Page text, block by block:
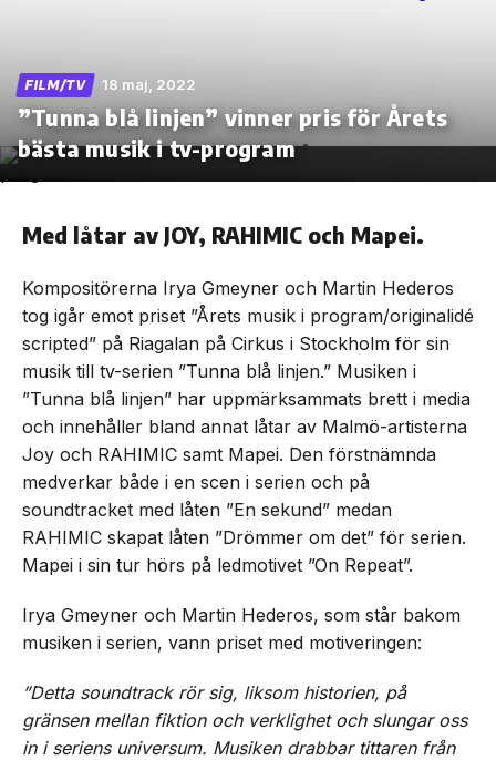
Skip
the
FILM/TV 18 maj, 2022
”Tunna blå linjen” vinner pris för Årets
bästa musik i tv-program
Med låtar av JOY, RAHIMIC och Mapei.
Kompositörerna Irya Gmeyner och Martin Hederos
tog igår emot priset ”Årets musik i program/originalidé
scripted” på Riagalan på Cirkus i Stockholm för sin
musik till tv-serien ”Tunna blå linjen.” Musiken i
”Tunna blå linjen” har uppmärksammats brett i media
och innehåller bland annat låtar av Malmö-artisterna
Joy och RAHIMIC samt Mapei. Den förstnämnda
medverkar både i en scen i serien och på
soundtracket med låten ”En sekund” medan
RAHIMIC skapat låten ”Drömmer om det” för serien.
Mapei i sin tur hörs på ledmotivet ”On Repeat”.
Irya Gmeyner och Martin Hederos, som står bakom
musiken i serien, vann priset med motiveringen:
”Detta soundtrack rör sig, liksom historien, på
gränsen mellan fiktion och verklighet och slungar oss
in i seriens universum. Musiken drabbar tittaren från